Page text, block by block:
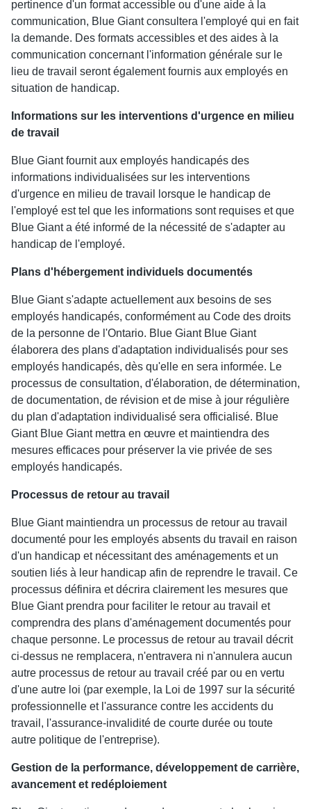
pertinence d'un format accessible ou d'une aide à la
communication, Blue Giant consultera l'employé qui en fait
la demande. Des formats accessibles et des aides à la
communication concernant l'information générale sur le
lieu de travail seront également fournis aux employés en
situation de handicap.
Informations sur les interventions d'urgence en milieu
de travail
Blue Giant fournit aux employés handicapés des
informations individualisées sur les interventions
d'urgence en milieu de travail lorsque le handicap de
l'employé est tel que les informations sont requises et que
Blue Giant a été informé de la nécessité de s'adapter au
handicap de l'employé.
Plans d'hébergement individuels documentés
Blue Giant s'adapte actuellement aux besoins de ses
employés handicapés, conformément au Code des droits
de la personne de l'Ontario. Blue Giant Blue Giant
élaborera des plans d'adaptation individualisés pour ses
employés handicapés, dès qu'elle en sera informée. Le
processus de consultation, d'élaboration, de détermination,
de documentation, de révision et de mise à jour régulière
du plan d'adaptation individualisé sera officialisé. Blue
Giant Blue Giant mettra en œuvre et maintiendra des
mesures efficaces pour préserver la vie privée de ses
employés handicapés.
Processus de retour au travail
Blue Giant maintiendra un processus de retour au travail
documenté pour les employés absents du travail en raison
d'un handicap et nécessitant des aménagements et un
soutien liés à leur handicap afin de reprendre le travail. Ce
processus définira et décrira clairement les mesures que
Blue Giant prendra pour faciliter le retour au travail et
comprendra des plans d'aménagement documentés pour
chaque personne. Le processus de retour au travail décrit
ci-dessus ne remplacera, n'entravera ni n'annulera aucun
autre processus de retour au travail créé par ou en vertu
d'une autre loi (par exemple, la Loi de 1997 sur la sécurité
professionnelle et l'assurance contre les accidents du
travail, l'assurance-invalidité de courte durée ou toute
autre politique de l'entreprise).
Gestion de la performance, développement de carrière,
avancement et redéploiement